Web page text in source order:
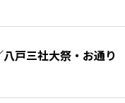
戸三社大祭・お通り